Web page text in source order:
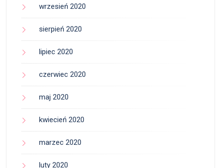
wrzesień 2020
sierpień 2020
lipiec 2020
czerwiec 2020
maj 2020
kwiecień 2020
marzec 2020
luty 2020